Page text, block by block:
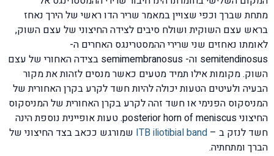
מתחת שברך וכפי שצויין במאמר שריר הדו ראשי של הירך נאחז
בראש עצם השוקית ושולח סיבים לצידה החיצוני של עצם השוק,
לאומתו נאחזים שני שרירי ההמסטרינגס האחרים ה-
semitendinosus וה- semimembranosus בצידה האחורי של עצם
השוק. מקומות אילו תמיד מטעים כאשר מנסים לזהות את מקור
הבעיה ולעיטים הטעות יכולה להיות חשד לקרע בקרן האחורית של
המניסקוס הפנימי או חשד זהה לקרע בקרן האחורית של המניסקוס
החיצוני posterior horn of meniscus. טעות אופיינית נוספת הינה
חשד לנזק ב – ITB iliotibial band שמורגש ככאב בצד החיצוני של
הברך ומתחתיה.